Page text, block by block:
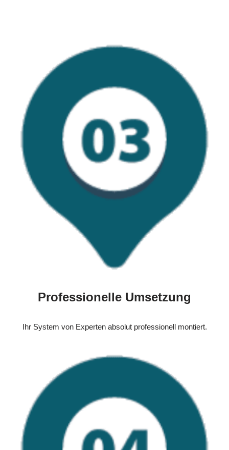
Professionelle Umsetzung
Ihr System von Experten absolut professionell montiert.